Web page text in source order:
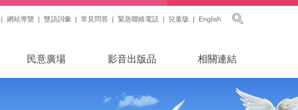
網站導覽 雙語詞彙 常見問答 緊急聯絡電話 兒童版 English
民意廣場 影音出版品 相關連結